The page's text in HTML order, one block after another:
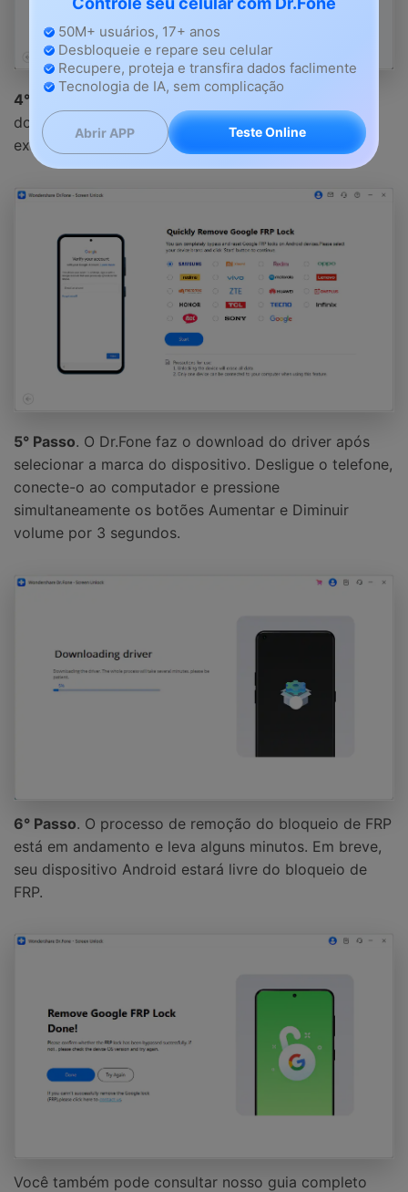
50M+ usuários, 17+ anos
Desbloqueie e repare seu celular
Recupere, proteja e transfira dados faclimente
Tecnologia de IA, sem complicação
Abrir APP Teste Online
4° Passo
. Agora, será necessário selecionar a marca
do seu telefone Android entre as várias opções
exibidas na tela.
5° Passo. O Dr.Fone faz o download do driver após
selecionar a marca do dispositivo. Desligue o telefone,
conecte-o ao computador e pressione
simultaneamente os botões Aumentar e Diminuir
volume por 3 segundos.
6° Passo. O processo de remoção do bloqueio de FRP
está em andamento e leva alguns minutos. Em breve,
seu dispositivo Android estará livre do bloqueio de
FRP.
Você também pode consultar nosso guia completo